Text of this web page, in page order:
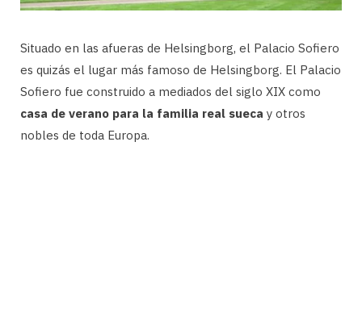
Situado en las afueras de Helsingborg, el Palacio Sofiero
es quizás el lugar más famoso de Helsingborg. El Palacio
Sofiero fue construido a mediados del siglo XIX como
casa de verano para la familia real sueca y otros
nobles de toda Europa.